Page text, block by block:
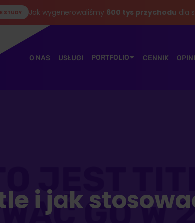
STUDY Jak wygenerowaliśmy 600 tys przychodu dla
O NAS USŁUGI PORTFOLIO CENNIK
i jak